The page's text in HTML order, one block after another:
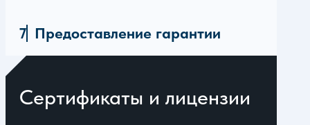
Предоставление гарантии
Сертификаты и лицензии